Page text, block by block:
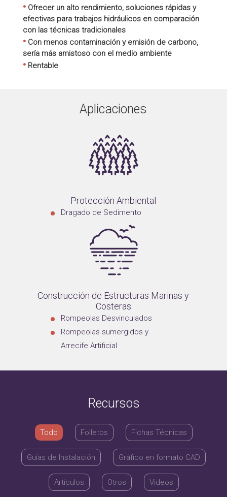
•Ofrecer un alto rendimiento, soluciones rápidas y
efectivas para trabajos hidráulicos en comparación
con las técnicas tradicionales
•Con menos contaminación y emisión de carbono,
sería más amistoso con el medio ambiente
•Rentable
Aplicaciones
Protección Ambiental
Dragado de Sedimento
Construcción de Estructuras Marinas y
Costeras
Rompeolas Desvinculados
Rompeolas sumergidos y
Arrecife Artificial
Recursos
Todo Folletos Fichas Técnicas
Guías de Instalación Gráfico en formato CAD
Artículos Otros Videos